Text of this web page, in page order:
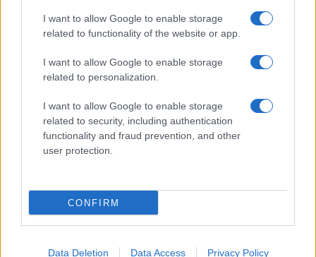
I want to allow Google to enable storage
related to functionality of the website or app.
I want to allow Google to enable storage
related to personalization.
I want to allow Google to enable storage
related to security, including authentication
functionality and fraud prevention, and other
user protection.
CONFIRM
Data Deletion Data Access Privacy Policy
Cookie Policy
Frasi suddivise per tema
Indice degli autori
Aforismi .meglio.it è l'archivio web dedicato a frasi,
aforismi e citazioni più grande del web (137.905 frasi in
database) • ©2005-2025 • La riproduzione dei testi è
consentita citando la fonte secondo la Licenza
il sito ricava una commissione sugli acquisti idonei. •
Contatti